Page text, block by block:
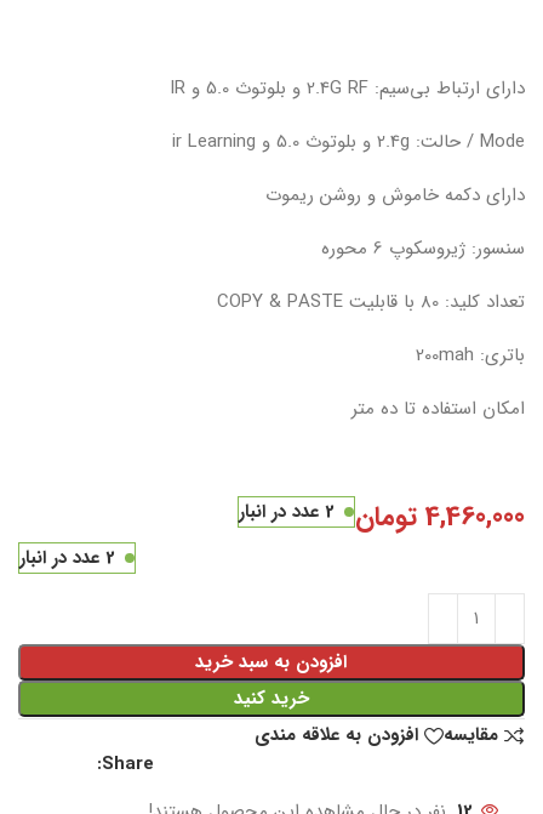
دارای ارتباط بی‌سیم: 2.4G RF و بلوتوث 5.0 و IR
Mode / حالت: 2.4g و بلوتوث 5.0 و ir Learning
دارای دکمه خاموش و روشن ریموت
سنسور: ژیروسکوپ 6 محوره
تعداد کلید: 80 با قابلیت COPY & PASTE
باتری: 200mah
امکان استفاده تا ده متر
4,460,000 تومان
2 عدد در انبار
2 عدد در انبار
افزودن به سبد خرید
خرید کنید
مقایسه
افزودن به علاقه مندی
Share: